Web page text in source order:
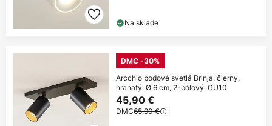
Na sklade
DMC -30%
Arcchio bodové svetlá Brinja, čierny,
hranatý, Ø 6 cm, 2-pólový, GU10
45,90 €
DMC65,90 €